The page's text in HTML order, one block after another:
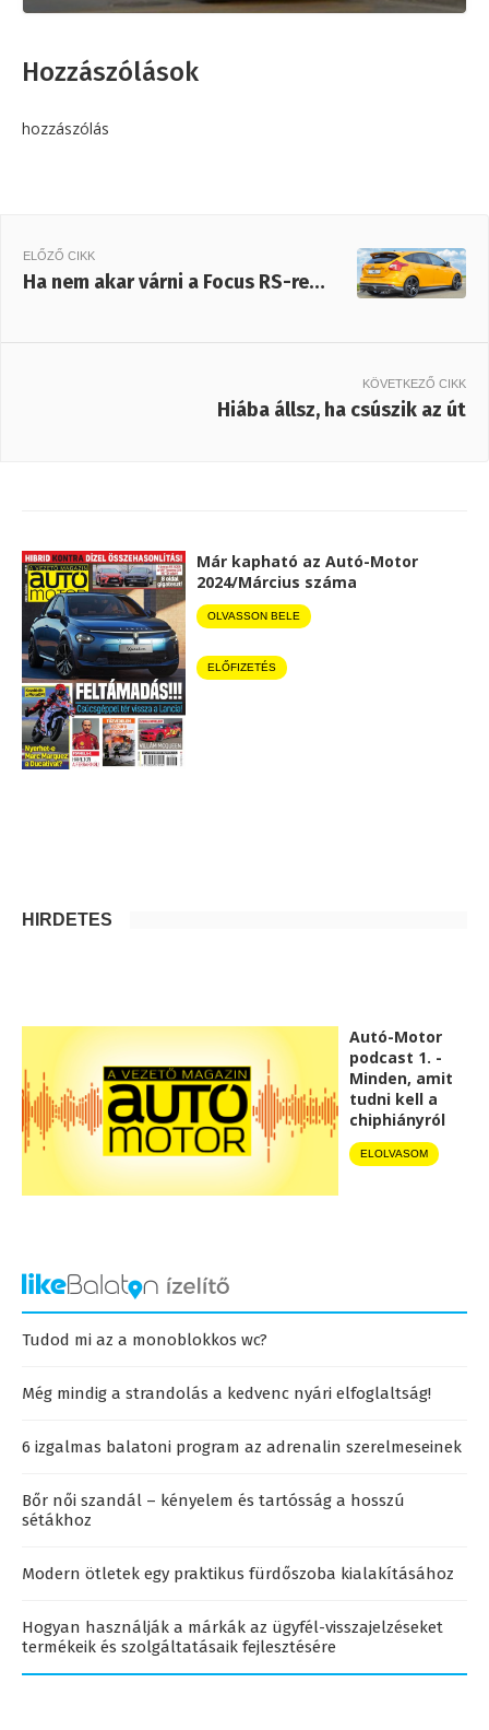
Hozzászólások
hozzászólás
ELŐZŐ CIKK
Ha nem akar várni a Focus RS-re…
KÖVETKEZŐ CIKK
Hiába állsz, ha csúszik az út
Már kapható az Autó-Motor
2024/Március száma
OLVASSON BELE
ELŐFIZETÉS
HIRDETÉS
Autó-Motor
podcast 1. -
Minden, amit
tudni kell a
chiphiányról
ELOLVASOM
Tudod mi az a monoblokkos wc?
Még mindig a strandolás a kedvenc nyári elfoglaltság!
6 izgalmas balatoni program az adrenalin szerelmeseinek
Bőr női szandál – kényelem és tartósság a hosszú
sétákhoz
Modern ötletek egy praktikus fürdőszoba kialakításához
Hogyan használják a márkák az ügyfél-visszajelzéseket
termékeik és szolgáltatásaik fejlesztésére